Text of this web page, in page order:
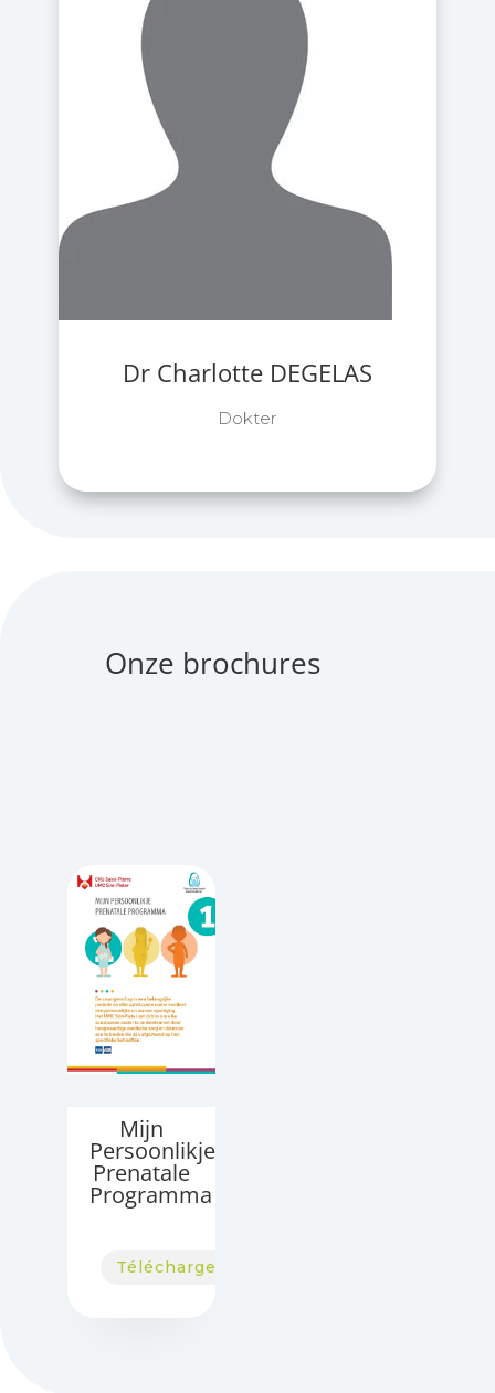
Dr Charlotte DEGELAS
Dokter
Onze brochures
Mijn
Persoonlikje
Prenatale
Programma
Télécharger